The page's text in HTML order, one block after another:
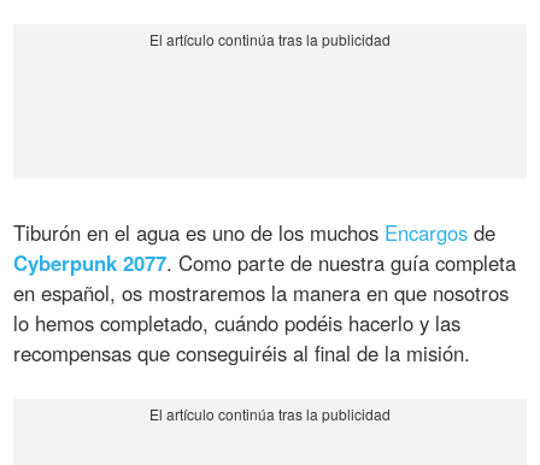
Tiburón en el agua es uno de los muchos Encargos de
Cyberpunk 2077. Como parte de nuestra guía completa
en español, os mostraremos la manera en que nosotros
lo hemos completado, cuándo podéis hacerlo y las
recompensas que conseguiréis al final de la misión.